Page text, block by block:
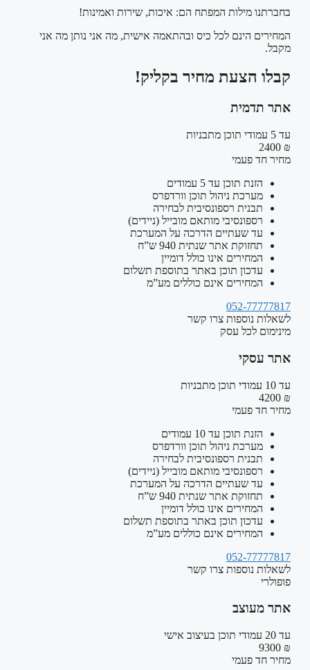
בחברתנו מילות המפתח הם: איכות, שירות ואמינות!
המחירים הינם לכל כיס ובהתאמה אישית, מה אני נותן מה אני
מקבל.
קבלו הצעת מחיר בקליק!
אתר תדמית
עד 5 עמודי תוכן מתבניות
₪ 2400
מחיר חד פעמי
הזנת תוכן עד 5 עמודים
מערכת ניהול תוכן וורדפרס
תבנית רספונסיבית לבחירה
רספונסיבי מותאם מובייל (ניידים)
עד שעתיים הדרכה על המערכת
תחזוקת אתר שנתית 940 ש”ח
המחירים אינו כולל דומיין
עדכון תוכן באתר בתוספת תשלום
המחירים אינם כוללים מע”מ
052-77777817
לשאלות נוספות צרו קשר
מינימום לכל עסק
אתר עסקי
עד 10 עמודי תוכן מתבניות
₪ 4200
מחיר חד פעמי
הזנת תוכן עד 10 עמודים
מערכת ניהול תוכן וורדפרס
תבנית רספונסיבית לבחירה
רספונסיבי מותאם מובייל (ניידים)
עד שעתיים הדרכה על המערכת
תחזוקת אתר שנתית 940 ש”ח
המחירים אינו כולל דומיין
עדכון תוכן באתר בתוספת תשלום
המחירים אינם כוללים מע”מ
052-77777817
לשאלות נוספות צרו קשר
פופולרי
אתר מעוצב
עד 20 עמודי תוכן בעיצוב אישי
₪ 9300
מחיר חד פעמי